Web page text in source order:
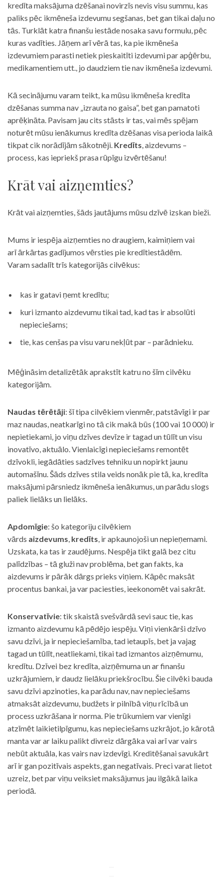
kredīta maksājuma dzēšanai novirzīs nevis visu summu, kas
paliks pēc ikmēneša izdevumu segšanas, bet gan tikai daļu no
tās. Turklāt katra finanšu iestāde nosaka savu formulu, pēc
kuras vadīties. Jāņem arī vērā tas, ka pie ikmēneša
izdevumiem parasti netiek pieskaitīti izdevumi par apģērbu,
medikamentiem utt., jo daudziem tie nav ikmēneša izdevumi.
Kā secinājumu varam teikt, ka mūsu ikmēneša kredīta
dzēšanas summa nav „izrauta no gaisa”, bet gan pamatoti
aprēķināta. Pavisam jau cits stāsts ir tas, vai mēs spējam
noturēt mūsu ienākumus kredīta dzēšanas visa perioda laikā
tikpat cik norādījām sākotnēji. Kredīts, aizdevums –
process, kas iepriekš prasa rūpīgu izvērtēšanu!
Krāt vai aizņemties?
Krāt vai aizņemties, šāds jautājums mūsu dzīvē izskan bieži.
Mums ir iespēja aizņemties no draugiem, kaimiņiem vai
arī ārkārtas gadījumos vērsties pie kredītiestādēm.
Varam sadalīt trīs kategorijās cilvēkus:
kas ir gatavi ņemt kredītu;
kuri izmanto aizdevumu tikai tad, kad tas ir absolūti
nepieciešams;
tie, kas cenšas pa visu varu nekļūt par – parādnieku.
Mēģināsim detalizētāk aprakstīt katru no šīm cilvēku
kategorijām.
Naudas tērētāji: šī tipa cilvēkiem vienmēr, patstāvīgi ir par
maz naudas, neatkarīgi no tā cik makā būs (100 vai 10 000) ir
nepietiekami, jo viņu dzīves devīze ir tagad un tūlīt un visu
inovatīvo, aktuālo. Vienlaicīgi nepieciešams remontēt
dzīvokli, iegādāties sadzīves tehniku un nopirkt jaunu
automašīnu. Šāds dzīves stila veids nonāk pie tā, ka, kredīta
maksājumi pārsniedz ikmēneša ienākumus, un parādu slogs
paliek lielāks un lielāks.
Apdomīgie: šo kategoriju cilvēkiem
vārds aizdevums, kredīts, ir apkaunojoši un nepieņemami.
Uzskata, ka tas ir zaudējums. Nespēja tikt galā bez citu
palīdzības – tā gluži nav problēma, bet gan fakts, ka
aizdevums ir pārāk dārgs prieks viņiem. Kāpēc maksāt
procentus bankai, ja var paciesties, ieekonomēt vai sakrāt.
Konservatīvie: tik skaistā svešvārdā sevi sauc tie, kas
izmanto aizdevumu kā pēdējo iespēju. Viņi vienkārši dzīvo
savu dzīvi, ja ir nepieciešamība, tad ietaupīs, bet ja vajag
tagad un tūlīt, neatliekami, tikai tad izmantos aizņēmumu,
kredītu. Dzīvei bez kredīta, aizņēmuma un ar finanšu
uzkrājumiem, ir daudz lielāku priekšrocību. Šie cilvēki bauda
savu dzīvi apzinoties, ka parādu nav, nav nepieciešams
atmaksāt aizdevumu, budžets ir pilnībā viņu rīcībā un
process uzkrāšana ir norma. Pie trūkumiem var vienīgi
atzīmēt laikietilpīgumu, kas nepieciešams uzkrājot, jo kārotā
manta var ar laiku palikt divreiz dārgāka vai arī var vairs
nebūt aktuāla, kas vairs nav izdevīgi. Kreditēšanai savukārt
arī ir gan pozitīvais aspekts, gan negatīvais. Preci varat lietot
uzreiz, bet par viņu veiksiet maksājumus jau ilgākā laika
periodā.